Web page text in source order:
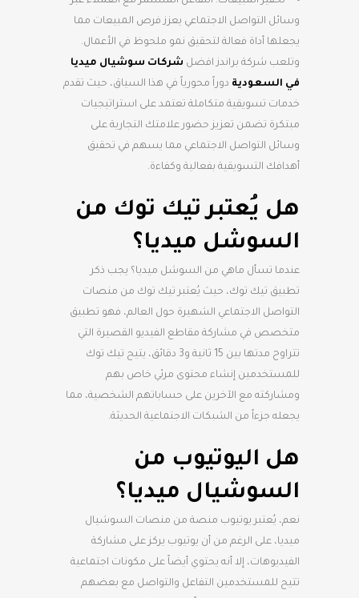
وسائل التواصل الاجتماعي يعزز فرص المبيعات مما
يجعلها أداة فعالة لتحقيق نمو ملحوظ في الأعمال.
وتلعب شركة براندز افضل شركات سوشيال ميديا
في السعودية دوراً محورياً في هذا السياق، حيث تقدم
خدمات تسويقية متكاملة تعتمد على استراتيجيات
مبتكرة تضمن تعزيز حضور علامتك التجارية على
وسائل التواصل الاجتماعي مما يسهم في تحقيق
أهدافك التسويقية بفعالية وكفاءة.
هل يُعتبر تيك توك من
السوشل ميديا؟
عندما تسأل ماهي من السوشل ميديا؟ يجب ذكر
تطبيق تيك توك، حيث يُعتبر تيك توك من منصات
التواصل الاجتماعي الشهيرة حول العالم، فهو تطبيق
متخصص في مشاركة مقاطع الفيديو القصيرة التي
تتراوح مدتها بين 15 ثانية و3 دقائق، يتيح تيك توك
للمستخدمين إنشاء محتوى مرئي خاص بهم
ومشاركته مع الآخرين على حساباتهم الشخصية، مما
يجعله جزءاً من الشبكات الاجتماعية الحديثة.
هل اليوتيوب من
السوشيال ميديا؟
نعم، يُعتبر يوتيوب منصة من منصات السوشيال
ميديا، على الرغم من أن يوتيوب يركز على مشاركة
الفيديوهات، إلا أنه يحتوي أيضاً على مكونات اجتماعية
تتيح للمستخدمين التفاعل والتواصل مع بعضهم